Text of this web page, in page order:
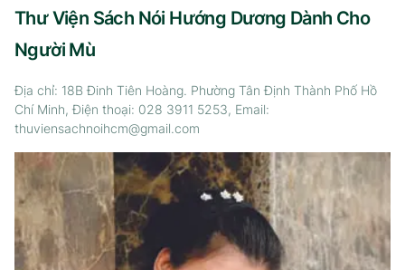
Thư Viện Sách Nói Hướng Dương Dành Cho
Người Mù
Địa chỉ: 18B Đinh Tiên Hoàng. Phường Tân Định Thành Phố Hồ
Chí Minh, Điện thoại: 028 3911 5253, Email:
thuviensachnoihcm@gmail.com